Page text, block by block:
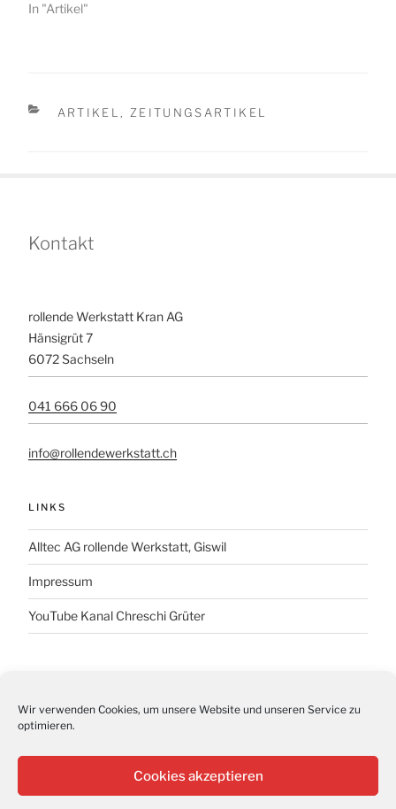
Wir verwenden Cookies, um unsere Website und unseren Service zu
optimieren.
Cookies akzeptieren
In "Artikel"
KATEGORIEN
ARTIKEL ZEITUNGSARTIKEL
Kontakt
rollende Werkstatt Kran AG
Hänsigrüt 7
6072 Sachseln
041 666 06 90
info@rollendewerkstatt.ch
LINKS
Alltec AG rollende Werkstatt, Giswil
Impressum
YouTube Kanal Chreschi Grüter
Tag der offenen Tür
Gratulation zum Dienstjubiläum 2025